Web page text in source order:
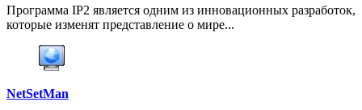
Программа IP2 является одним из инновационных разработок,
которые изменят представление о мире...
NetSetMan